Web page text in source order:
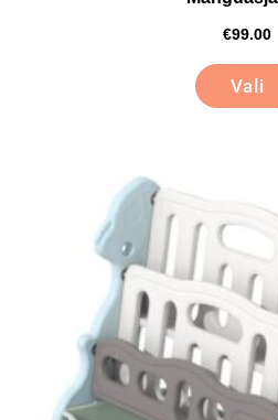
€99.00
Vali